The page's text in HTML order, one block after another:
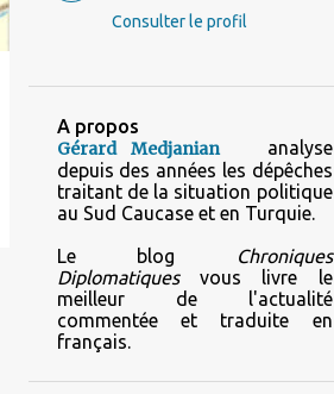
Consulter le profil
A propos
Gérard Medjaniananalyse
depuis des années les dépêches
traitant de la situation politique
au Sud Caucase et en Turquie.
Le blog
Chroniques
Diplomatiques vous livre le
meilleur de l'actualité
commentée et traduite en
français.